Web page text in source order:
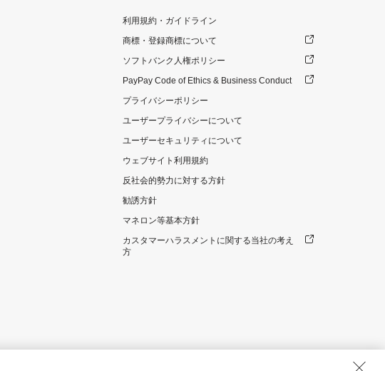
利用規約・ガイドライン
商標・登録商標について
ソフトバンク人権ポリシー
PayPay Code of Ethics & Business Conduct
プライバシーポリシー
ユーザープライバシーについて
ユーザーセキュリティについて
ウェブサイト利用規約
反社会的勢力に対する方針
勧誘方針
マネロン等基本方針
カスタマーハラスメントに関する当社の考え
方